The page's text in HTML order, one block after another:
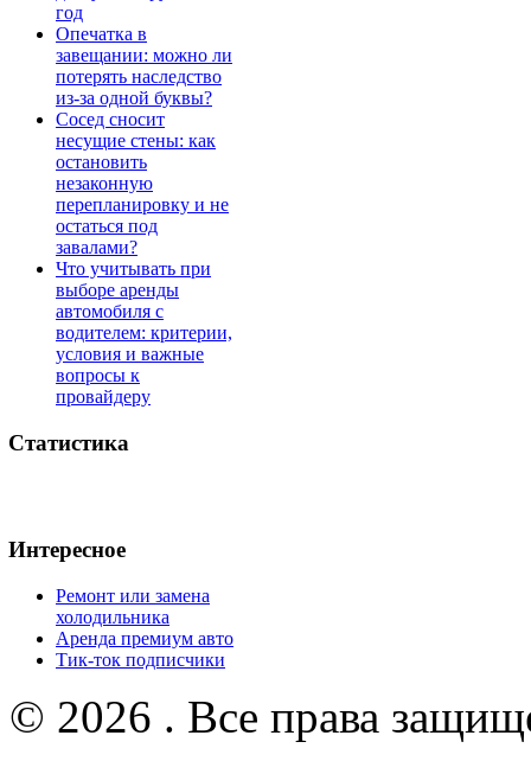
год
Опечатка в
завещании: можно ли
потерять наследство
из-за одной буквы?
Сосед сносит
несущие стены: как
остановить
незаконную
перепланировку и не
остаться под
завалами?
Что учитывать при
выборе аренды
автомобиля с
водителем: критерии,
условия и важные
вопросы к
провайдеру
Статистика
Интересное
Ремонт или замена
холодильника
Аренда премиум авто
Тик-ток подписчики
© 2026 . Все права